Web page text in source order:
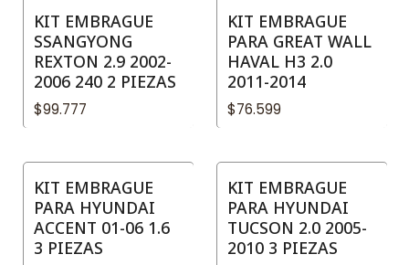
KIT EMBRAGUE
SSANGYONG
REXTON 2.9 2002-
2006 240 2 PIEZAS
$99.777
KIT EMBRAGUE
PARA GREAT WALL
HAVAL H3 2.0
2011-2014
$76.599
KIT EMBRAGUE
PARA HYUNDAI
ACCENT 01-06 1.6
3 PIEZAS
KIT EMBRAGUE
PARA HYUNDAI
TUCSON 2.0 2005-
2010 3 PIEZAS